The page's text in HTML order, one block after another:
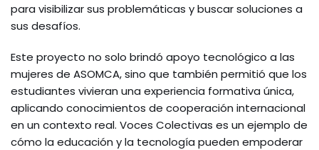
para visibilizar sus problemáticas y buscar soluciones a
sus desafíos.
Este proyecto no solo brindó apoyo tecnológico a las
mujeres de ASOMCA, sino que también permitió que los
estudiantes vivieran una experiencia formativa única,
aplicando conocimientos de cooperación internacional
en un contexto real. Voces Colectivas es un ejemplo de
cómo la educación y la tecnología pueden empoderar